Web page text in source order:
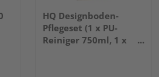
HQ Designboden-
Pflegeset (1 x PU-
Reiniger 750ml, 1 x